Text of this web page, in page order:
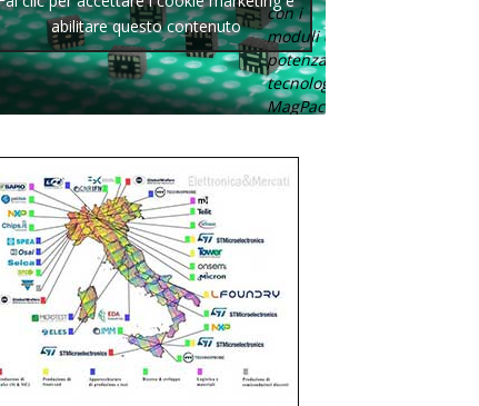
con i
moduli di
potenza con
tecnologia
MagPack.
abilitare questo contenuto